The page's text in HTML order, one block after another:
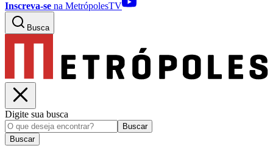
Inscreva-se na MetrópolesTV
Busca
Digite sua busca
Buscar
Buscar